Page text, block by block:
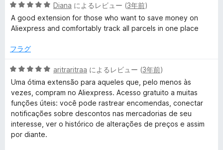
5
段
階
5
評
価
Diana によるレビュー (3年前)
A good extension for those who want to save money on
Aliexpress and comfortably track all parcels in one place
フラグ
5
段
階
中
5
の
評
aritraritraa によるレビュー (3年前)
Uma ótima extensão para aqueles que, pelo menos às
vezes, compram no Aliexpress. Acesso gratuito a muitas
funções úteis: você pode rastrear encomendas, conectar
notificações sobre descontos nas mercadorias de seu
interesse, ver o histórico de alterações de preços e assim
por diante.